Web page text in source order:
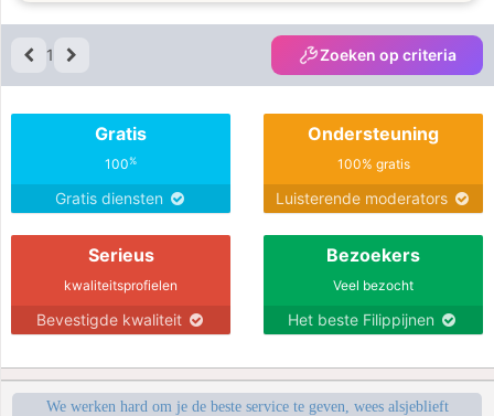
1 Zoeken op criteria
Gratis
100%
Gratis diensten
Ondersteuning
100% gratis
Luisterende moderators
Serieus
kwaliteitsprofielen
Bevestigde kwaliteit
Bezoekers
Veel bezocht
Het beste Filippijnen
We werken hard om je de beste service te geven, wees alsjeblieft